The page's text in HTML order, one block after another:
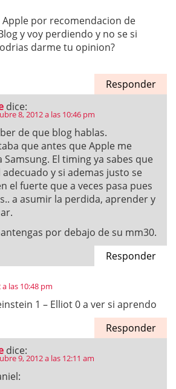
por recomendacion de
y voy perdiendo y no se si
darme tu opinion?
Responder
dice:
8, 2012 a las 10:46 pm
de que blog hablas.
que antes que Apple me
Samsung. El timing ya sabes que
adecuado y si ademas justo se
el fuerte que a veces pasa pues
a asumir la perdida, aprender y
por debajo de su mm30.
Responder
las 10:48 pm
1 – Elliot 0 a ver si aprendo
Responder
dice:
9, 2012 a las 12:11 am